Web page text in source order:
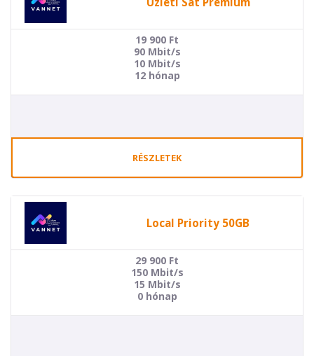
19 900 Ft
90 Mbit/s
10 Mbit/s
12 hónap
RÉSZLETEK
Local Priority 50GB
29 900 Ft
150 Mbit/s
15 Mbit/s
0 hónap